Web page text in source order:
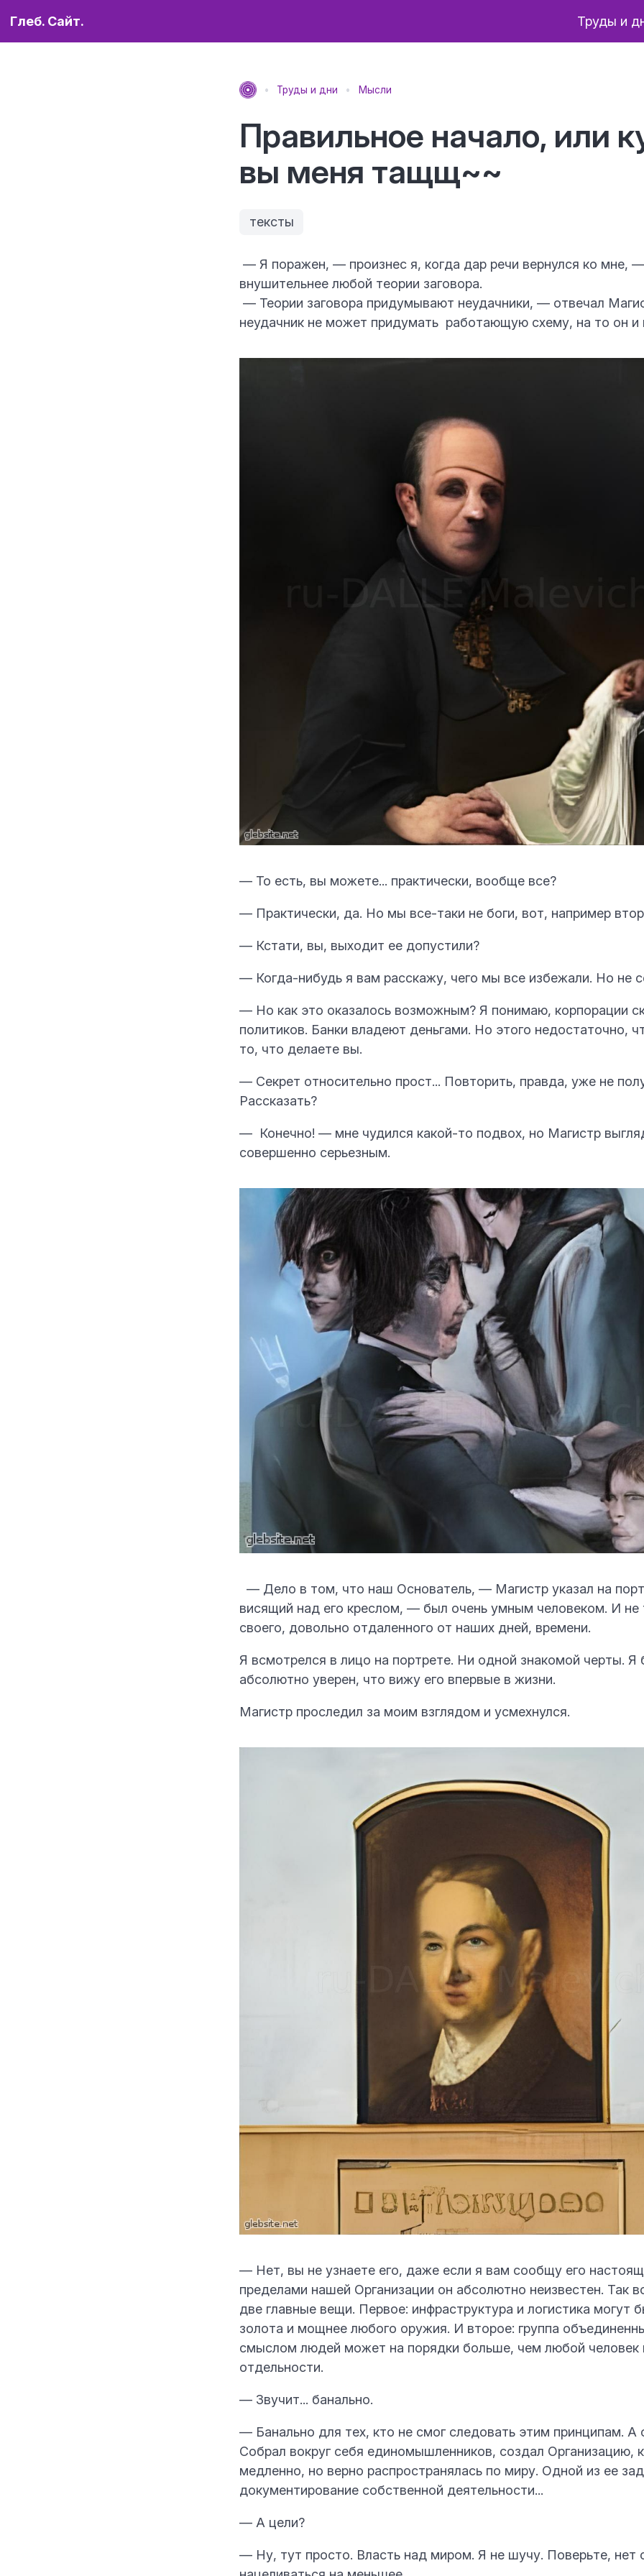
Глеб. Сайт. Труды и
Труды и дни Мысли
Правильное начало, или
вы меня тащщ~~
тексты
— Я поражен, — произнес я, когда дар речи вернулся ко мне,
внушительнее любой теории заговора.
— Теории заговора придумывают неудачники, — отвечал
неудачник не может придумать работающую схему, на то он и
— То есть, вы можете... практически, вообще все?
— Практически, да. Но мы все-таки не боги, вот, например
— Кстати, вы, выходит ее допустили?
— Когда-нибудь я вам расскажу, чего мы все избежали. Но не
— Но как это оказалось возможным? Я понимаю, корпорации
политиков. Банки владеют деньгами. Но этого недостаточно,
то, что делаете вы.
— Секрет относительно прост... Повторить, правда, уже не
Рассказать?
— Конечно! — мне чудился какой-то подвох, но Магистр
совершенно серьезным.
— Дело в том, что наш Основатель, — Магистр указал на
висящий над его креслом, — был очень умным человеком. И не
своего, довольно отдаленного от наших дней, времени.
Я всмотрелся в лицо на портрете. Ни одной знакомой черты. Я
абсолютно уверен, что вижу его впервые в жизни.
Магистр проследил за моим взглядом и усмехнулся.
— Нет, вы не узнаете его, даже если я вам сообщу его
пределами нашей Организации он абсолютно неизвестен. Так
две главные вещи. Первое: инфраструктура и логистика могут
золота и мощнее любого оружия. И второе: группа
смыслом людей может на порядки больше, чем любой человек
отдельности.
— Звучит... банально.
— Банально для тех, кто не смог следовать этим принципам. А
Собрал вокруг себя единомышленников, создал Организацию,
медленно, но верно распространялась по миру. Одной из ее
документирование собственной деятельности...
— А цели?
— Ну, тут просто. Власть над миром. Я не шучу. Поверьте, нет